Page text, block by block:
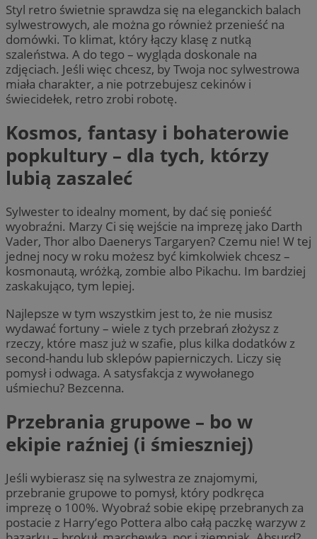
Styl retro świetnie sprawdza się na eleganckich balach
sylwestrowych, ale można go również przenieść na
domówki. To klimat, który łączy klasę z nutką
szaleństwa. A do tego – wygląda doskonale na
zdjęciach. Jeśli więc chcesz, by Twoja noc sylwestrowa
miała charakter, a nie potrzebujesz cekinów i
świecidełek, retro zrobi robotę.
Kosmos, fantasy i bohaterowie
popkultury – dla tych, którzy
lubią zaszaleć
Sylwester to idealny moment, by dać się ponieść
wyobraźni. Marzy Ci się wejście na imprezę jako Darth
Vader, Thor albo Daenerys Targaryen? Czemu nie! W tej
jednej nocy w roku możesz być kimkolwiek chcesz –
kosmonautą, wróżką, zombie albo Pikachu. Im bardziej
zaskakująco, tym lepiej.
Najlepsze w tym wszystkim jest to, że nie musisz
wydawać fortuny – wiele z tych przebrań złożysz z
rzeczy, które masz już w szafie, plus kilka dodatków z
second-handu lub sklepów papierniczych. Liczy się
pomysł i odwaga. A satysfakcja z wywołanego
uśmiechu? Bezcenna.
Przebrania grupowe – bo w
ekipie raźniej (i śmieszniej)
Jeśli wybierasz się na sylwestra ze znajomymi,
przebranie grupowe to pomysł, który podkręca
imprezę o 100%. Wyobraź sobie ekipę przebranych za
postacie z Harry’ego Pottera albo całą paczkę warzyw z